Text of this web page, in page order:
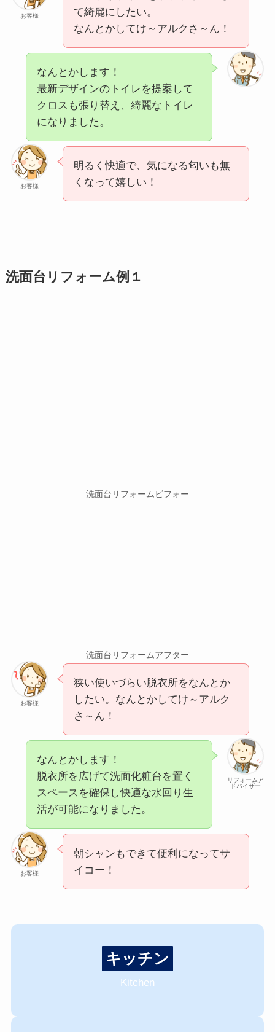
お客様
て綺麗にしたい。
なんとかしてけ～アルクさ～ん！
なんとかします！
最新デザインのトイレを提案して
クロスも張り替え、綺麗なトイレ
になりました。
お客様
明るく快適で、気になる匂いも無
くなって嬉しい！
洗面台リフォーム例１
洗面台リフォームビフォー
洗面台リフォームアフター
お客様
狭い使いづらい脱衣所をなんとか
したい。なんとかしてけ～アルク
さ～ん！
リフォームア
ドバイザー
なんとかします！
脱衣所を広げて洗面化粧台を置く
スペースを確保し快適な水回り生
活が可能になりました。
お客様
朝シャンもできて便利になってサ
イコー！
キッチン
Kitchen